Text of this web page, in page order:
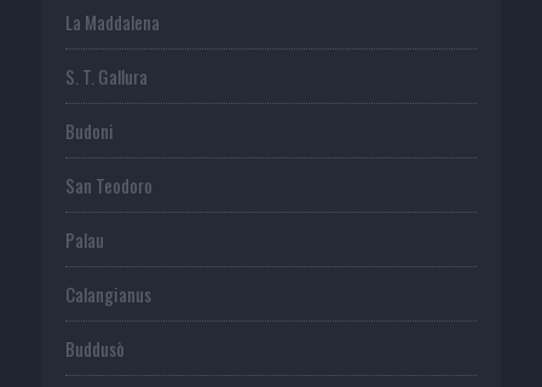
La Maddalena
S. T. Gallura
Budoni
San Teodoro
Palau
Calangianus
Buddusò